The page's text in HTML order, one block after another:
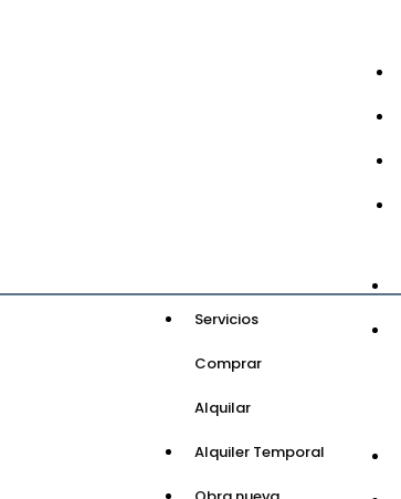
Servicios
Comprar
Alquilar
Alquiler Temporal